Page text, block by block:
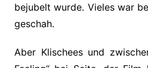
bejubelt wurde. Vieles war
geschah.
Aber Klischees und